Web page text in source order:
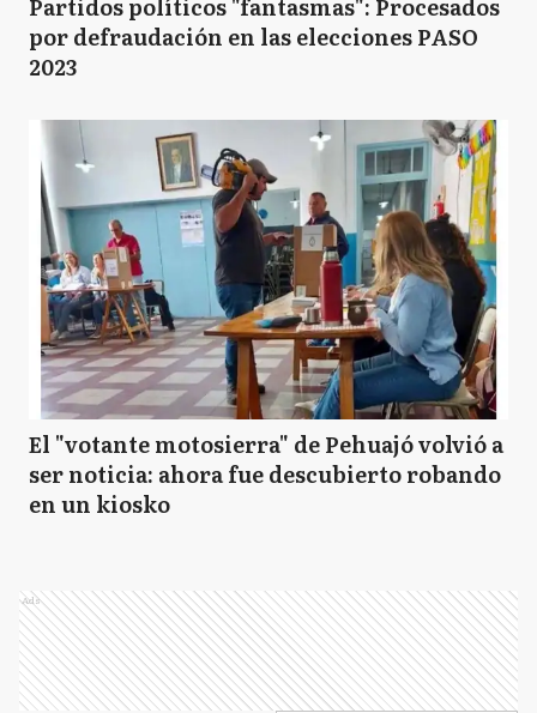
Partidos políticos "fantasmas": Procesados
por defraudación en las elecciones PASO
2023
El "votante motosierra" de Pehuajó volvió a
ser noticia: ahora fue descubierto robando
en un kiosko
Ads